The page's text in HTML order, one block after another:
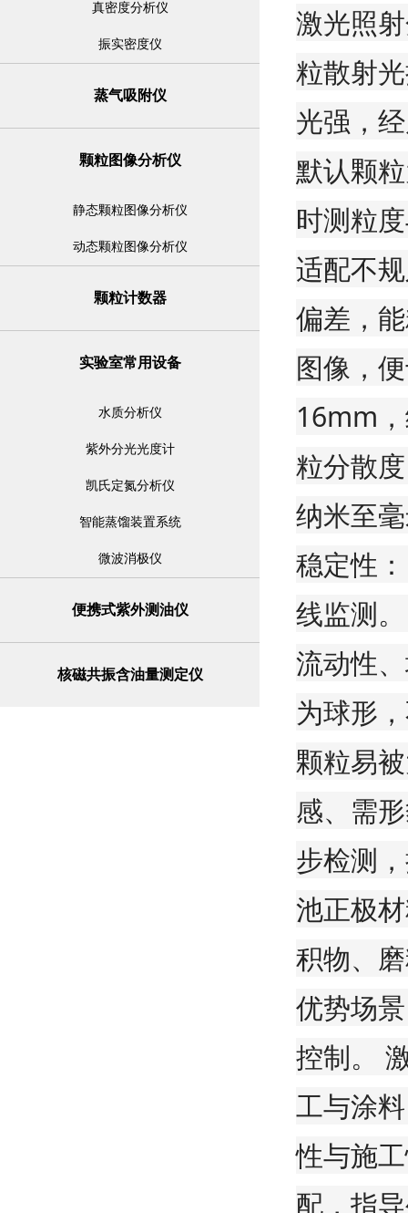
真密度分析仪
振实密度仪
蒸气吸附仪
颗粒图像分析仪
静态颗粒图像分析仪
动态颗粒图像分析仪
颗粒计数器
实验室常用设备
水质分析仪
紫外分光光度计
凯氏定氮分析仪
智能蒸馏装置系统
微波消极仪
便携式紫外测油仪
核磁共振含油量测定仪
激光照
粒散射
光强，
默认颗
时测粒
适配不
偏差，
图像，
16mm
粒分散
纳米至
稳定性
线监测
流动性
为球形
颗粒易
感、需
步检测
池正极
积物、
优势场
控制。
工与涂
性与施
配，指